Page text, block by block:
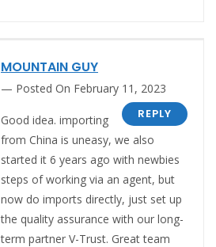
MOUNTAIN GUY
Posted On February 11, 2023
REPLY
Good idea. importing
from China is uneasy, we also
started it 6 years ago with newbies
steps of working via an agent, but
now do imports directly, just set up
the quality assurance with our long-
term partner V-Trust. Great team